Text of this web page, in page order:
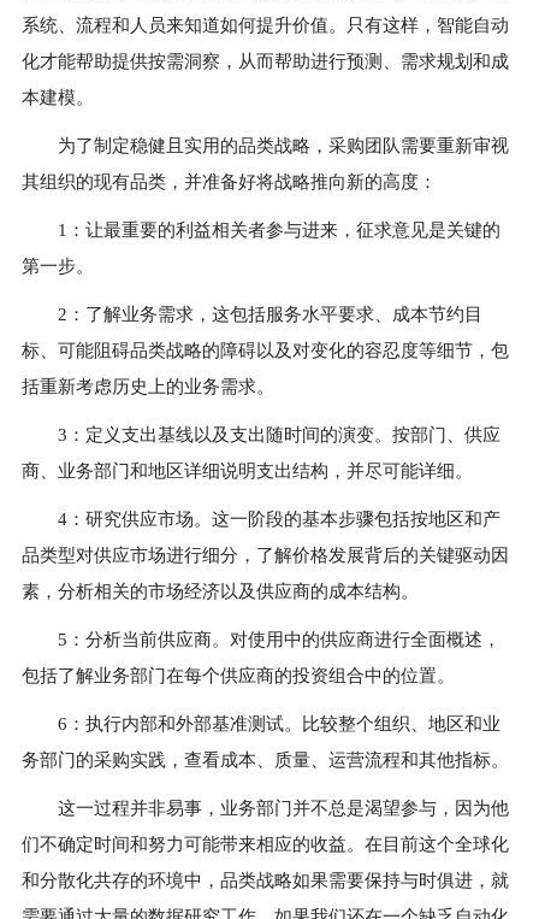
系统、流程和人员来知道如何提升价值。只有这样，智能自动
化才能帮助提供按需洞察，从而帮助进行预测、需求规划和成
本建模。
为了制定稳健且实用的品类战略，采购团队需要重新审视
其组织的现有品类，并准备好将战略推向新的高度：
1：让最重要的利益相关者参与进来，征求意见是关键的
第一步。
2：了解业务需求，这包括服务水平要求、成本节约目
标、可能阻碍品类战略的障碍以及对变化的容忍度等细节，包
括重新考虑历史上的业务需求。
3：定义支出基线以及支出随时间的演变。按部门、供应
商、业务部门和地区详细说明支出结构，并尽可能详细。
4：研究供应市场。这一阶段的基本步骤包括按地区和产
品类型对供应市场进行细分，了解价格发展背后的关键驱动因
素，分析相关的市场经济以及供应商的成本结构。
5：分析当前供应商。对使用中的供应商进行全面概述，
包括了解业务部门在每个供应商的投资组合中的位置。
6：执行内部和外部基准测试。比较整个组织、地区和业
务部门的采购实践，查看成本、质量、运营流程和其他指标。
这一过程并非易事，业务部门并不总是渴望参与，因为他
们不确定时间和努力可能带来相应的收益。在目前这个全球化
和分散化共存的环境中，品类战略如果需要保持与时俱进，就